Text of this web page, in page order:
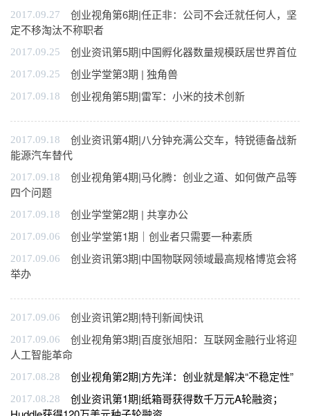
2017.09.27
创业视角第6期|任正非：公司不会迁就任何人，坚
定不移淘汰不称职者
2017.09.25 创业资讯第5期|中国孵化器数量规模跃居世界首位
2017.09.25 创业学堂第3期 | 独角兽
2017.09.18 创业视角第5期|雷军：小米的技术创新
2017.09.18
创业资讯第4期|八分钟充满公交车，特锐德备战新
能源汽车替代
2017.09.18
创业视角第4期|马化腾：创业之道、如何做产品等
四个问题
2017.09.18 创业学堂第2期 | 共享办公
2017.09.06 创业学堂第1期｜创业者只需要一种素质
2017.09.06
创业资讯第3期|中国物联网领域最高规格博览会将
举办
2017.09.06 创业资讯第2期|特刊新闻快讯
2017.09.06
创业视角第3期|百度张旭阳：互联网金融行业将迎
人工智能革命
2017.08.28 创业视角第2期|方先洋：创业就是解决“不稳定性”
2017.08.28
创业资讯第1期|纸箱哥获得数千万元A轮融资；